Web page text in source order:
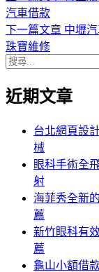
章
導
覽
篇
汽車借款
下一篇文章 下
章:
中壢
珠寶維修
搜
關
近期文章
台北網頁設
械
眼科手術全
射
海菲秀全新
薦
新竹眼科有
薦
龜山小額借